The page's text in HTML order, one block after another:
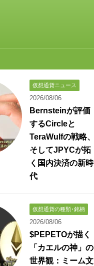
仮想通貨ニュース
2026/08/06
Bernsteinが評価
するCircleと
TeraWulfの戦略、
そしてJPYCが拓
く国内決済の新時
代
仮想通貨の種類･銘柄
2026/08/06
$PEPETOが描く
「カエルの神」の
世界観：ミーム文